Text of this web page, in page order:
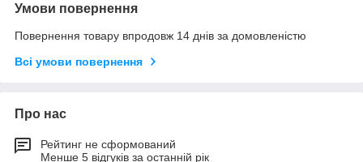
Умови повернення
Повернення товару впродовж 14 днів за домовленістю
Всі умови повернення
Про нас
Рейтинг не сформований
Менше 5 відгуків за останній рік